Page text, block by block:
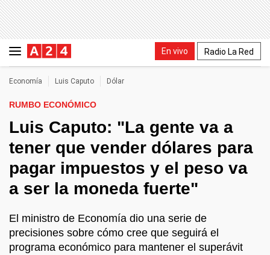
En vivo Radio La Red
Economía Luis Caputo Dólar
RUMBO ECONÓMICO
Luis Caputo: "La gente va a
tener que vender dólares para
pagar impuestos y el peso va
a ser la moneda fuerte"
El ministro de Economía dio una serie de
precisiones sobre cómo cree que seguirá el
programa económico para mantener el superávit